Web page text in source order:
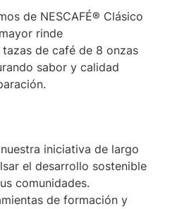
de NESCAFÉ® Clásico
rinde
de café de 8 onzas
sabor y calidad
iniciativa de largo
el desarrollo sostenible
comunidades.
de formación y